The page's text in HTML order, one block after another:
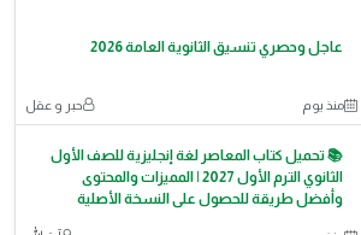
عاجل وحصري تنسيق الثانوية العامة 2026
منذ يوم حبر و عقل
📚 تحميل كتاب المعاصر لغة إنجليزية للصف الأول
الثانوي الترم الأول 2027 | المميزات والمحتوى
وأفضل طريقة للحصول على النسخة الأصلية